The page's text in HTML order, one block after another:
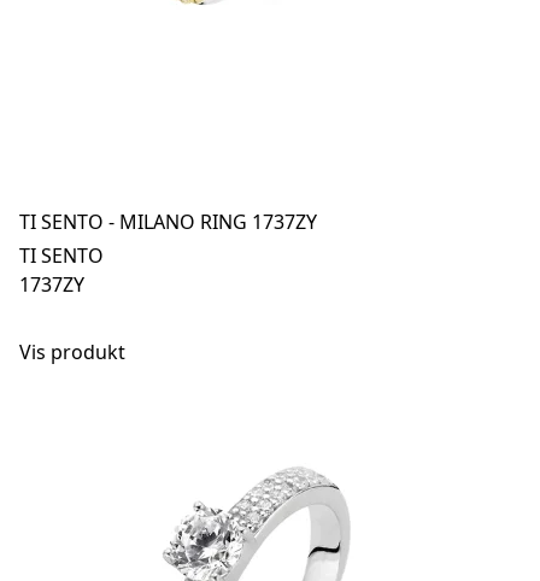
TI SENTO - MILANO RING 1737ZY
TI SENTO
1737ZY
Vis produkt